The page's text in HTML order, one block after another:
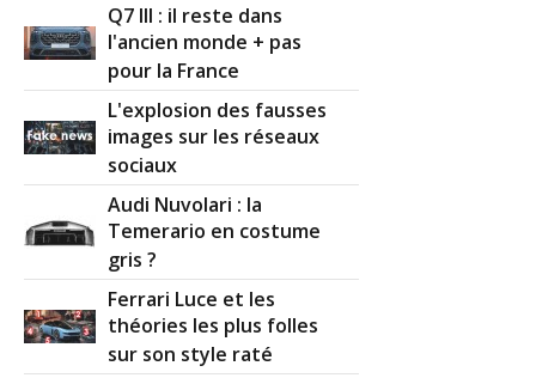
Q7 III : il reste dans
l'ancien monde + pas
pour la France
L'explosion des fausses
images sur les réseaux
sociaux
Audi Nuvolari : la
Temerario en costume
gris ?
Ferrari Luce et les
théories les plus folles
sur son style raté